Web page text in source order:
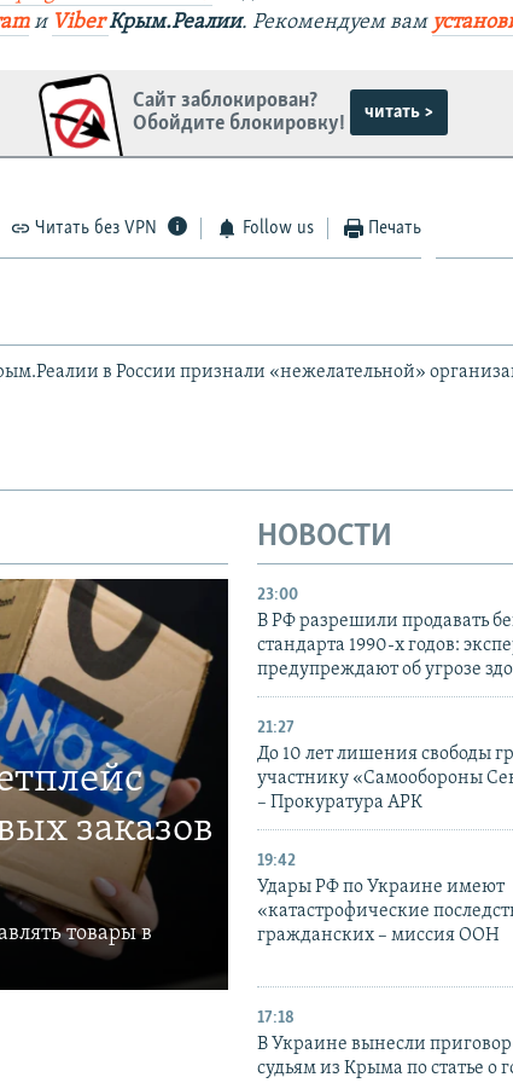
и Viber Крым.Реалии. Рекомендуем вам
Сайт заблокирован?
Обойдите блокировку!
читать >
Читать без VPN Follow us Печать
в России признали «нежелательной»
заказов
товары в
НОВОСТИ
23:00
В РФ разрешили продавать
стандарта 1990-х годов:
предупреждают об угрозе
21:27
До 10 лет лишения свободы
участнику «Самообороны
– Прокуратура АРК
19:42
Удары РФ по Украине имеют
«катастрофические
гражданских – миссия ООН
17:18
В Украине вынесли
судьям из Крыма по статье о